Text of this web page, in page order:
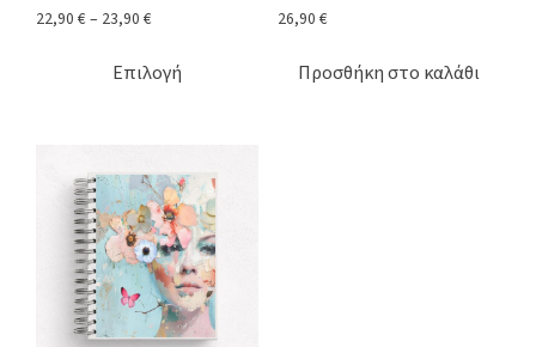
22,90 € – 23,90 €
Επιλογή
26,90 €
Προσθήκη στο καλάθι